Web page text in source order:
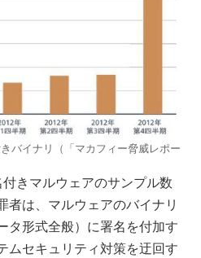
バイナリ（「マカフィー脅威レポー
きマルウェアのサンプル数
者は、マルウェアのバイナリ
タ形式全般）に署名を付加す
ムセキュリティ対策を迂回す